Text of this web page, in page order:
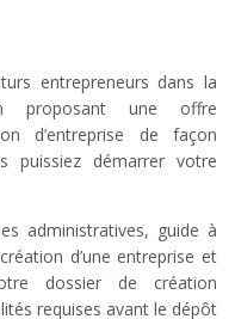
entrepreneurs dans la
proposant une offre
d’entreprise de façon
puissiez démarrer votre
administratives, guide à
d’une entreprise et
dossier de création
requises avant le dépôt